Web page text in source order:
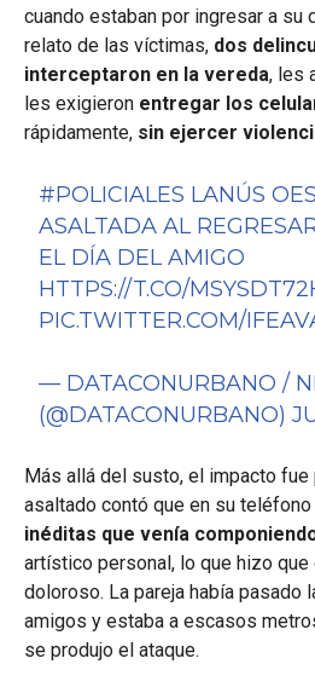
cuando estaban por ingresar a su
relato de las víctimas, dos
interceptaron en la vereda, les
les exigieron entregar los
rápidamente, sin ejercer
#POLICIALES LANÚS
ASALTADA AL
EL DÍA DEL AMIGO
HTTPS://T.CO/
PIC.TWITTER.COM/
— DATACONURBANO /
(@DATACONURBANO)
Más allá del susto, el impacto fue
asaltado contó que en su
inéditas que venía
artístico personal, lo que hizo que
doloroso. La pareja había pasado
amigos y estaba a escasos
se produjo el ataque.